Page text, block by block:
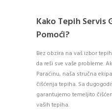
Kako Tepih Servis
Pomoći?
Bez obzira na vaš izbor
da reši sve vaše probleme.
Paraćinu, naša stručna
čišćenja tepiha. Sa
garantujemo temeljito
vaših tepiha.